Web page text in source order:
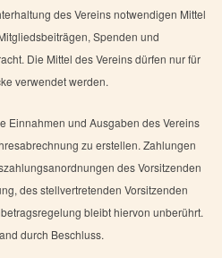
des Vereins notwendigen Mittel
Spenden und
Die Mittel des Vereins dürfen nur für
verwendet werden.
Einnahmen und Ausgaben des Vereins
zu erstellen. Zahlungen
des Vorsitzenden
des stellvertretenden Vorsitzenden
bleibt hiervon unberührt.
durch Beschluss.